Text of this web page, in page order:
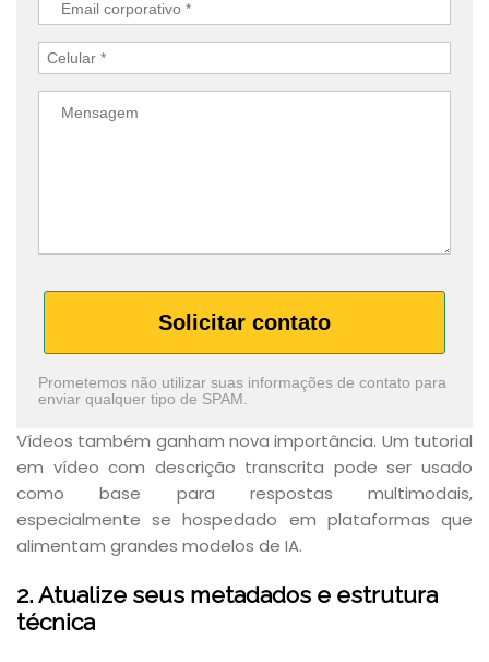
Solicitar contato
Prometemos não utilizar suas informações de contato para
enviar qualquer tipo de SPAM.
Vídeos também ganham nova importância. Um tutorial
em vídeo com descrição transcrita pode ser usado
como base para respostas multimodais,
especialmente se hospedado em plataformas que
alimentam grandes modelos de IA.
2. Atualize seus metadados e estrutura
técnica